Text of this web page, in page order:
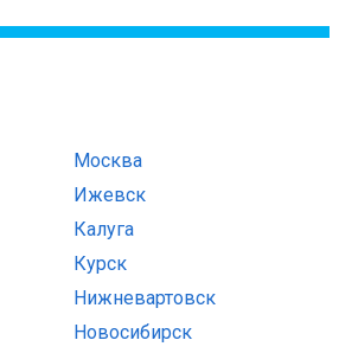
Москва
Ижевск
Калуга
Курск
Нижневартовск
Новосибирск